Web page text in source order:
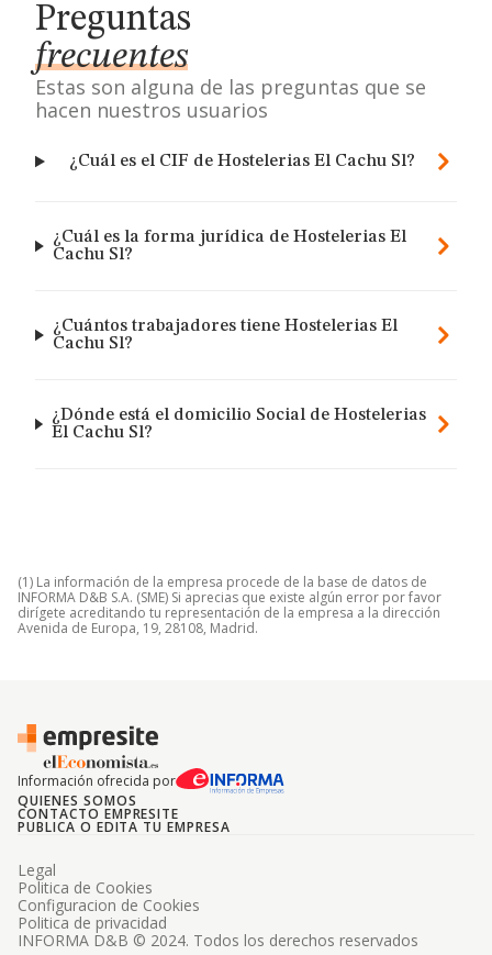
Preguntas
frecuentes
Estas son alguna de las preguntas que se
hacen nuestros usuarios
¿Cuál es el CIF de Hostelerias El Cachu Sl?
¿Cuál es la forma jurídica de Hostelerias El
Cachu Sl?
¿Cuántos trabajadores tiene Hostelerias El
Cachu Sl?
¿Dónde está el domicilio Social de Hostelerias
El Cachu Sl?
(1) La información de la empresa procede de la base de datos de
INFORMA D&B S.A. (SME) Si aprecias que existe algún error por favor
dirígete acreditando tu representación de la empresa a la dirección
Avenida de Europa, 19, 28108, Madrid.
Información ofrecida por
QUIENES SOMOS
CONTACTO EMPRESITE
PUBLICA O EDITA TU EMPRESA
INFORMA D&B © 2024. Todos los derechos reservados
Legal
Politica de Cookies
Configuracion de Cookies
Politica de privacidad